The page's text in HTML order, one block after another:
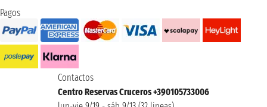
Pagos
Contactos
Centro Reservas Cruceros +390105733006